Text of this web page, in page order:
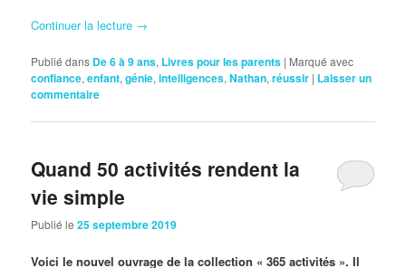
Continuer la lecture →
Publié dans De 6 à 9 ans, Livres pour les parents | Marqué avec
confiance,enfant,génie,intelligences,Nathan,réussir | Laisser un
commentaire
Quand 50 activités rendent la
vie simple
Publié le25 septembre 2019
Voici le nouvel ouvrage de la collection « 365 activités ». Il